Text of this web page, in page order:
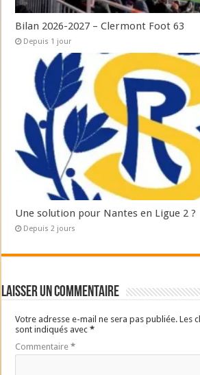
Bilan 2026-2027 – Clermont Foot 63
Depuis 1 jour
Une solution pour Nantes en Ligue 2 ?
Depuis 2 jours
Laisser un commentaire
Votre adresse e-mail ne sera pas publiée. Les
sont indiqués avec*
Commentaire*